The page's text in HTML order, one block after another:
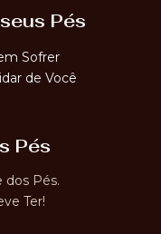
Pés
Sofrer
de Você
Pés
dos Pés.
Ter!